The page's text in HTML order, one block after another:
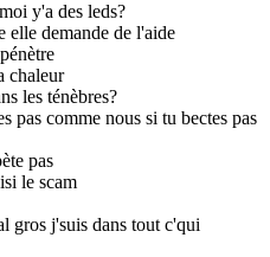
y'a des leds?
elle demande de l'aide
chaleur
les ténèbres?
pas comme nous si tu bectes pas
pas
le scam
gros j'suis dans tout c'qui